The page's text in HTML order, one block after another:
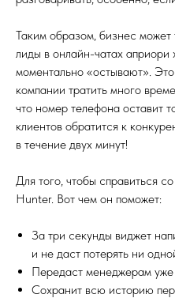
Таким образом, бизнес может
лиды в онлайн-чатах априори
моментально «остывают».
компании тратить много
что номер телефона оставит
клиентов обратится к
в течение двух минут!
Для того, чтобы справиться
Hunter. Вот чем он поможет:
За три секунды виджет
и не даст потерять ни
Передаст менеджерам уже
Сохранит всю историю